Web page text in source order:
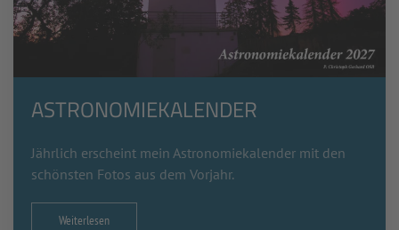
ASTRONOMIEKALENDER
Jährlich erscheint mein Astronomiekalender mit den
schönsten Fotos aus dem Vorjahr.
Weiterlesen